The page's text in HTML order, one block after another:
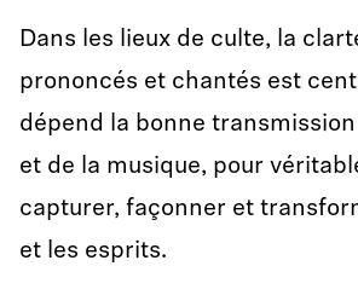
Dans les lieux de culte, la
prononcés et chantés est
dépend la bonne
et de la musique, pour
capturer, façonner et
et les esprits.